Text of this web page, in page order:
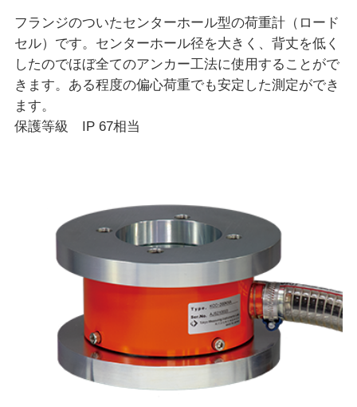
フランジのついたセンターホール型の荷重計（ロード
セル）です。センターホール径を大きく、背丈を低く
したのでほぼ全てのアンカー工法に使用することがで
きます。ある程度の偏心荷重でも安定した測定ができ
ます。
保護等級 IP 67相当